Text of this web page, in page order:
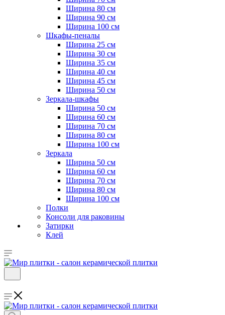
Ширина 80 см
Ширина 90 см
Ширина 100 см
Шкафы-пеналы
Ширина 25 см
Ширина 30 см
Ширина 35 см
Ширина 40 см
Ширина 45 см
Ширина 50 см
Зеркала-шкафы
Ширина 50 см
Ширина 60 см
Ширина 70 см
Ширина 80 см
Ширина 100 см
Зеркала
Ширина 50 см
Ширина 60 см
Ширина 70 см
Ширина 80 см
Ширина 100 см
Полки
Консоли для раковины
Затирки
Клей